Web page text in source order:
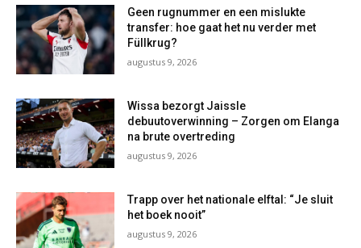
Geen rugnummer en een mislukte
transfer: hoe gaat het nu verder met
Füllkrug?
augustus 9, 2026
Wissa bezorgt Jaissle
debuutoverwinning – Zorgen om Elanga
na brute overtreding
augustus 9, 2026
Trapp over het nationale elftal: “Je sluit
het boek nooit”
augustus 9, 2026